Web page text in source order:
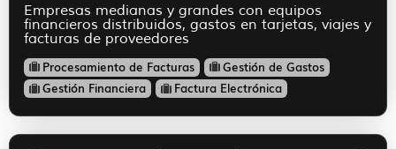
Empresas medianas y grandes con equipos
financieros distribuidos, gastos en tarjetas, viajes y
facturas de proveedores
Procesamiento de Facturas
Gestión de Gastos
Gestión Financiera
Factura Electrónica